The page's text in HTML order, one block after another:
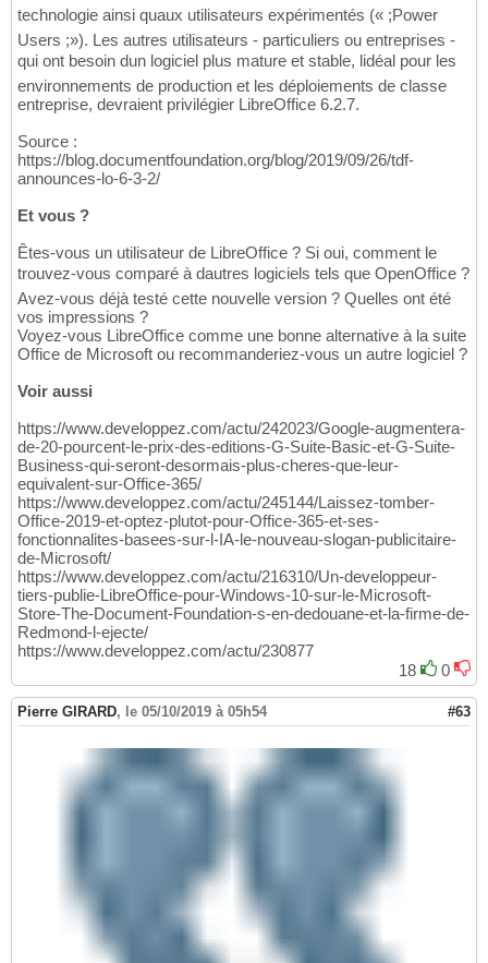
technologie ainsi quaux utilisateurs expérimentés (« ;Power
Users ;»). Les autres utilisateurs - particuliers ou entreprises -
qui ont besoin dun logiciel plus mature et stable, lidéal pour les
environnements de production et les déploiements de classe
entreprise, devraient privilégier LibreOffice 6.2.7.
Source :
https://blog.documentfoundation.org/blog/2019/09/26/tdf-
announces-lo-6-3-2/
Et vous ?
Êtes-vous un utilisateur de LibreOffice ? Si oui, comment le
trouvez-vous comparé à dautres logiciels tels que OpenOffice ?
Avez-vous déjà testé cette nouvelle version ? Quelles ont été
vos impressions ?
Voyez-vous LibreOffice comme une bonne alternative à la suite
Office de Microsoft ou recommanderiez-vous un autre logiciel ?
Voir aussi
https://www.developpez.com/actu/242023/Google-augmentera-
de-20-pourcent-le-prix-des-editions-G-Suite-Basic-et-G-Suite-
Business-qui-seront-desormais-plus-cheres-que-leur-
equivalent-sur-Office-365/
https://www.developpez.com/actu/245144/Laissez-tomber-
Office-2019-et-optez-plutot-pour-Office-365-et-ses-
fonctionnalites-basees-sur-l-IA-le-nouveau-slogan-publicitaire-
de-Microsoft/
https://www.developpez.com/actu/216310/Un-developpeur-
tiers-publie-LibreOffice-pour-Windows-10-sur-le-Microsoft-
Store-The-Document-Foundation-s-en-dedouane-et-la-firme-de-
Redmond-l-ejecte/
https://www.developpez.com/actu/230877
18
0
Pierre GIRARD, le 05/10/2019 à 05h54 #63